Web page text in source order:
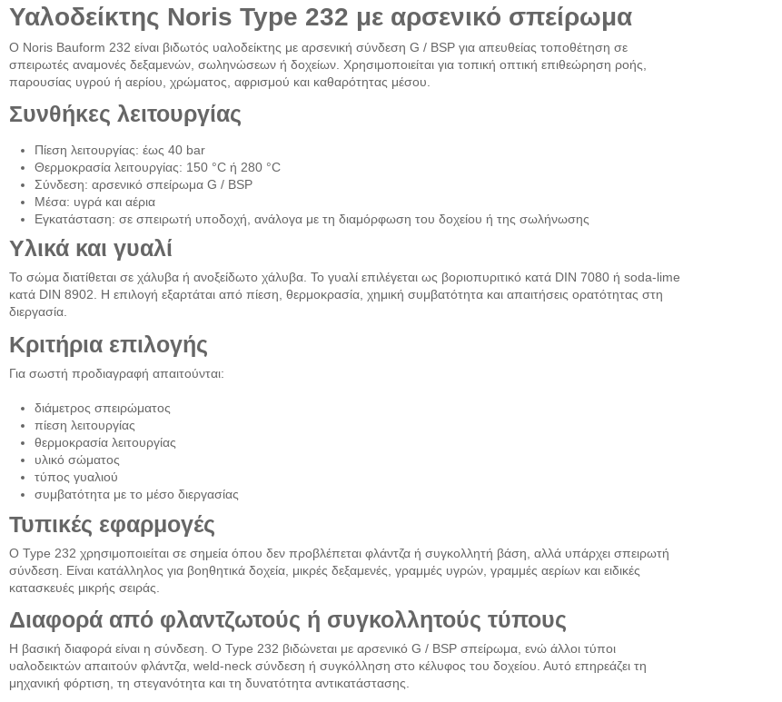
Υαλοδείκτης Noris Type 232 με αρσενικό σπείρωμα
Ο Noris Bauform 232 είναι βιδωτός υαλοδείκτης με αρσενική σύνδεση G / BSP για απευθείας τοποθέτηση σε
σπειρωτές αναμονές δεξαμενών, σωληνώσεων ή δοχείων. Χρησιμοποιείται για τοπική οπτική επιθεώρηση ροής,
παρουσίας υγρού ή αερίου, χρώματος, αφρισμού και καθαρότητας μέσου.
Συνθήκες λειτουργίας
Πίεση λειτουργίας: έως 40 bar
Θερμοκρασία λειτουργίας: 150 °C ή 280 °C
Σύνδεση: αρσενικό σπείρωμα G / BSP
Μέσα: υγρά και αέρια
Εγκατάσταση: σε σπειρωτή υποδοχή, ανάλογα με τη διαμόρφωση του δοχείου ή της σωλήνωσης
Υλικά και γυαλί
Το σώμα διατίθεται σε χάλυβα ή ανοξείδωτο χάλυβα. Το γυαλί επιλέγεται ως βοριοπυριτικό κατά DIN 7080 ή soda-lime
κατά DIN 8902. Η επιλογή εξαρτάται από πίεση, θερμοκρασία, χημική συμβατότητα και απαιτήσεις ορατότητας στη
διεργασία.
Κριτήρια επιλογής
Για σωστή προδιαγραφή απαιτούνται:
διάμετρος σπειρώματος
πίεση λειτουργίας
θερμοκρασία λειτουργίας
υλικό σώματος
τύπος γυαλιού
συμβατότητα με το μέσο διεργασίας
Τυπικές εφαρμογές
Ο Type 232 χρησιμοποιείται σε σημεία όπου δεν προβλέπεται φλάντζα ή συγκολλητή βάση, αλλά υπάρχει σπειρωτή
σύνδεση. Είναι κατάλληλος για βοηθητικά δοχεία, μικρές δεξαμενές, γραμμές υγρών, γραμμές αερίων και ειδικές
κατασκευές μικρής σειράς.
Διαφορά από φλαντζωτούς ή συγκολλητούς τύπους
Η βασική διαφορά είναι η σύνδεση. Ο Type 232 βιδώνεται με αρσενικό G / BSP σπείρωμα, ενώ άλλοι τύποι
υαλοδεικτών απαιτούν φλάντζα, weld-neck σύνδεση ή συγκόλληση στο κέλυφος του δοχείου. Αυτό επηρεάζει τη
μηχανική φόρτιση, τη στεγανότητα και τη δυνατότητα αντικατάστασης.